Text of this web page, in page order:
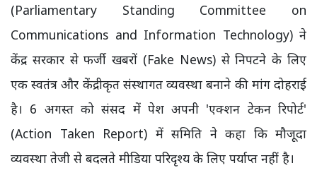
(Parliamentary Standing Committee on
Communications and Information Technology) ने
केंद्र सरकार से फर्जी खबरों (Fake News) से निपटने के लिए
एक स्वतंत्र और केंद्रीकृत संस्थागत व्यवस्था बनाने की मांग दोहराई
है। 6 अगस्त को संसद में पेश अपनी 'एक्शन टेकन रिपोर्ट'
(Action Taken Report) में समिति ने कहा कि मौजूदा
व्यवस्था तेजी से बदलते मीडिया परिदृश्य के लिए पर्याप्त नहीं है।